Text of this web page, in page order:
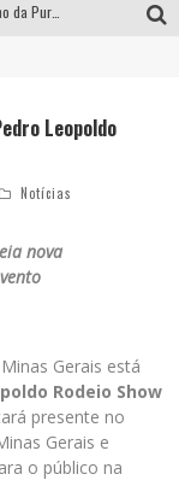
Proibida anuncia retorno da Puro Malte Extra e consolida trajetória de democratização cervejeira no Brasil
Leopoldo
Notícias
nova
Gerais está
Rodeio Show
presente no
Gerais e
o público na